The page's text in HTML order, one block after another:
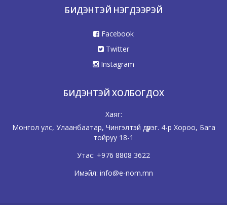
БИДЭНТЭЙ НЭГДЭЭРЭЙ
Facebook
Twitter
Instagram
БИДЭНТЭЙ ХОЛБОГДОХ
Хаяг:
Монгол улс, Улаанбаатар, Чингэлтэй дүүрэг. 4-р Хороо, Бага
тойруу 18-1
Утас: +976 8808 3622
Имэйл: info@e-nom.mn